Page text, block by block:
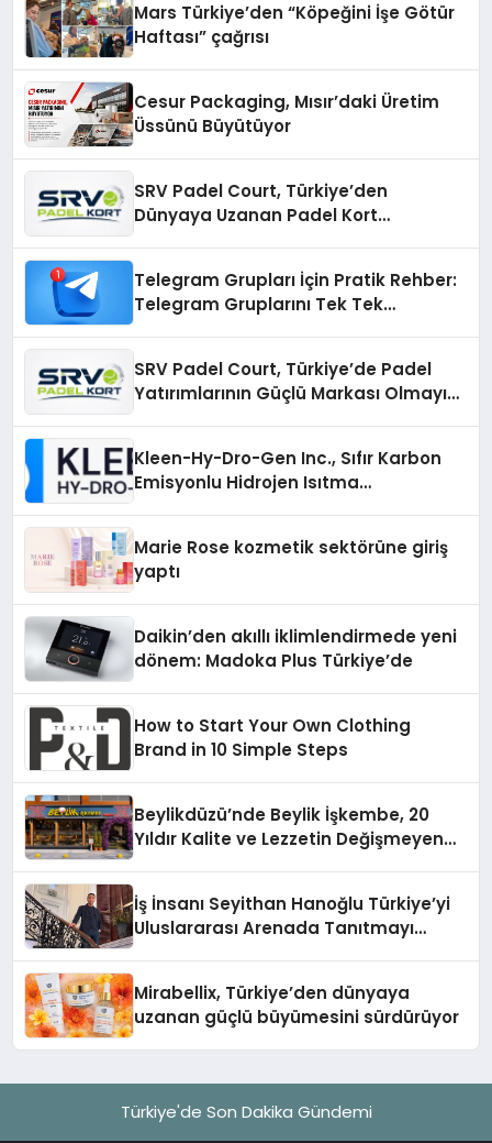
Mars Türkiye’den “Köpeğini İşe Götür
Haftası” çağrısı
Cesur Packaging, Mısır’daki Üretim
Üssünü Büyütüyor
SRV Padel Court, Türkiye’den
Dünyaya Uzanan Padel Kort
Telegram Grupları İçin Pratik Rehber:
Telegram Gruplarını Tek Tek
SRV Padel Court, Türkiye’de Padel
Yatırımlarının Güçlü Markası Olmayı
Kleen-Hy-Dro-Gen Inc., Sıfır Karbon
Emisyonlu Hidrojen Isıtma
Marie Rose kozmetik sektörüne giriş
yaptı
Daikin’den akıllı iklimlendirmede yeni
dönem: Madoka Plus Türkiye’de
How to Start Your Own Clothing
Brand in 10 Simple Steps
Beylikdüzü’nde Beylik İşkembe, 20
Yıldır Kalite ve Lezzetin Değişmeyen
İş İnsanı Seyithan Hanoğlu Türkiye’yi
Uluslararası Arenada Tanıtmayı
Mirabellix, Türkiye’den dünyaya
uzanan güçlü büyümesini sürdürüyor
Türkiye'de Son Dakika Gündemi